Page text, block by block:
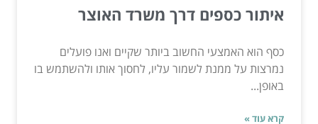
איתור כספים דרך משרד האוצר
כסף הוא האמצעי החשוב ביותר שקיים ואנו פועלים
נמרצות על ממנת לשמור עליו, לחסוך אותו ולהשתמש בו
באופן...
קרא עוד »